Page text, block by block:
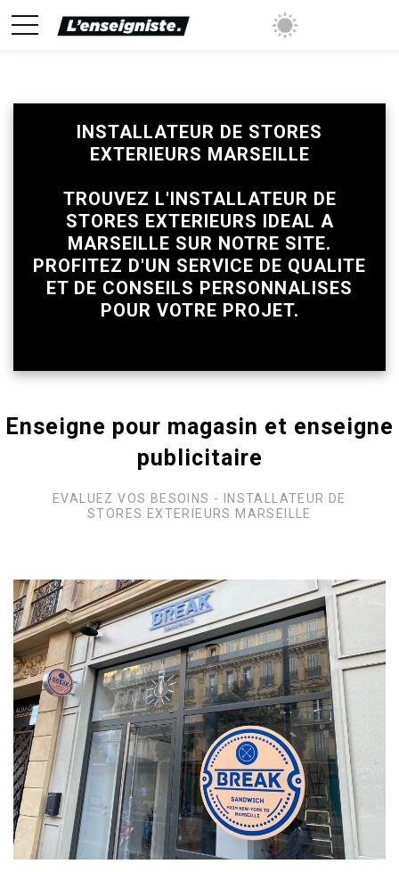
sur tous les prix avec sa validation
INSTALLATEUR DE STORES
EXTERIEURS MARSEILLE
TROUVEZ L'INSTALLATEUR DE
STORES EXTERIEURS IDEAL A
MARSEILLE SUR NOTRE SITE.
PROFITEZ D'UN SERVICE DE QUALITE
ET DE CONSEILS PERSONNALISES
POUR VOTRE PROJET.
Enseigne pour magasin et enseigne
publicitaire
EVALUEZ VOS BESOINS - INSTALLATEUR DE
STORES EXTERIEURS MARSEILLE